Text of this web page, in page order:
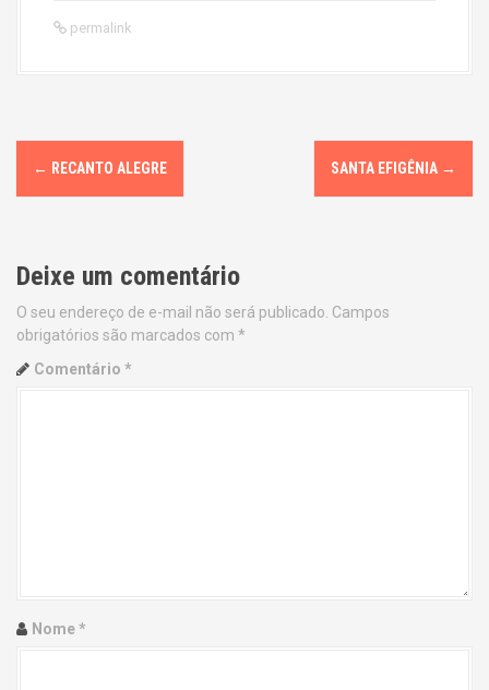
permalink
P
o
t
n
a
i
← RECANTO ALEGRE SANTA EFIGÊNIA →
Deixe um comentário
O seu endereço de e-mail não será publicado. Campos
obrigatórios são marcados com *
Comentário *
Nome*